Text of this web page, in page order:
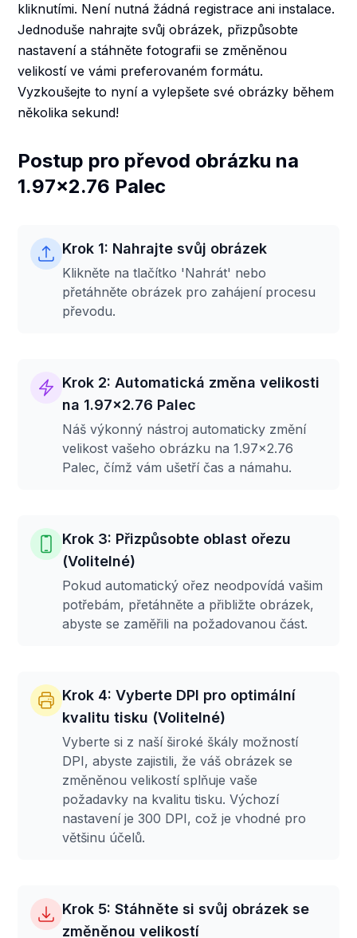
kliknutími. Není nutná žádná registrace ani instalace.
Jednoduše nahrajte svůj obrázek, přizpůsobte
nastavení a stáhněte fotografii se změněnou
velikostí ve vámi preferovaném formátu.
Vyzkoušejte to nyní a vylepšete své obrázky během
několika sekund!
Postup pro převod obrázku na
1.97x2.76 Palec
Krok 1: Nahrajte svůj obrázek
Klikněte na tlačítko 'Nahrát' nebo
přetáhněte obrázek pro zahájení procesu
převodu.
Krok 2: Automatická změna velikosti
na 1.97x2.76 Palec
Náš výkonný nástroj automaticky změní
velikost vašeho obrázku na 1.97x2.76
Palec, čímž vám ušetří čas a námahu.
Krok 3: Přizpůsobte oblast ořezu
(Volitelné)
Pokud automatický ořez neodpovídá vašim
potřebám, přetáhněte a přibližte obrázek,
abyste se zaměřili na požadovanou část.
Krok 4: Vyberte DPI pro optimální
kvalitu tisku (Volitelné)
Vyberte si z naší široké škály možností
DPI, abyste zajistili, že váš obrázek se
změněnou velikostí splňuje vaše
požadavky na kvalitu tisku. Výchozí
nastavení je 300 DPI, což je vhodné pro
většinu účelů.
Krok 5: Stáhněte si svůj obrázek se
změněnou velikostí